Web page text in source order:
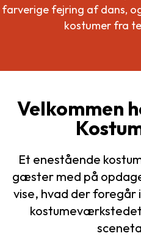
farverige fejring af dans,
kostumer fra
Velkommen
Et enestående
gæster med på
vise, hvad der foregår